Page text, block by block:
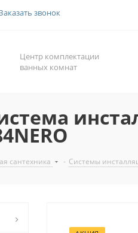
звонок
Центр комплектации
ванных комнат
сантехника - Системы